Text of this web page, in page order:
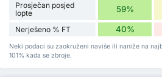
Prosječan posjed
lopte
59%
Nerješeno % FT 40%
Neki podaci su zaokruženi naviše ili naniže na
101% kada se zbroje.